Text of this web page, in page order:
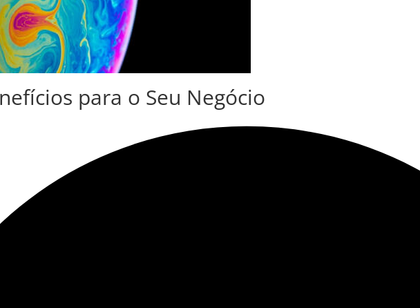
para o Seu Negócio